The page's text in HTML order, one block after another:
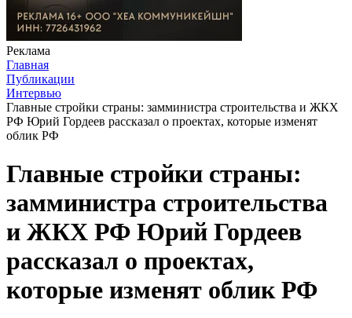
Реклама
Главная
Публикации
Интервью
Главные стройки страны: замминистра строительства и ЖКХ
РФ Юрий Гордеев рассказал о проектах, которые изменят
облик РФ
Главные стройки страны:
замминистра строительства
и ЖКХ РФ Юрий Гордеев
рассказал о проектах,
которые изменят облик РФ